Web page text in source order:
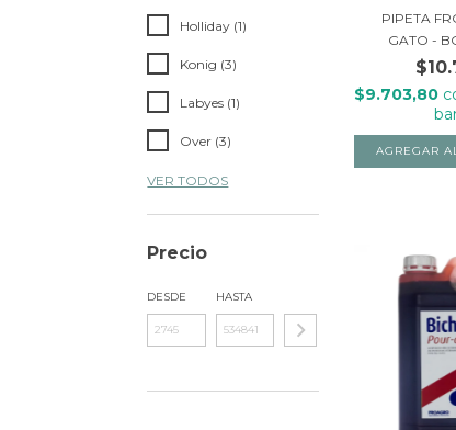
Holliday (1)
Konig (3)
Labyes (1)
Over (3)
VER TODOS
Precio
DESDE HASTA
PIPETA
GATO -
$9.703,80